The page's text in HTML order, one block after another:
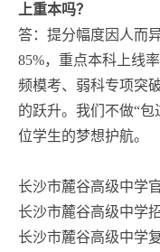
上重本吗？
答：提分幅度因人而
85%，重点本科上线
频模考、弱科专项突
的跃升。我们不做“
位学生的梦想护航。
长沙市麓谷高级中学
长沙市麓谷高级中学
长沙市麓谷高级中学